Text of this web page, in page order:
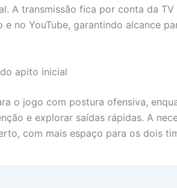
A transmissão fica por conta da TV
e no YouTube, garantindo alcance
apito inicial
o jogo com postura ofensiva,
e explorar saídas rápidas. A
com mais espaço para os dois